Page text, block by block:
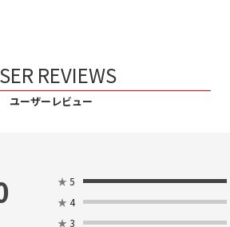
REVIEWS
ユーザーレビュー
★ 5
★ 4
★ 3